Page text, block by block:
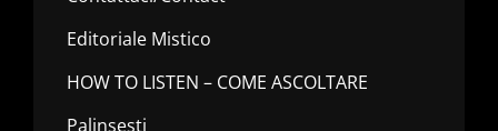
Editoriale Mistico
HOW TO LISTEN – COME ASCOLTARE
Palinsesti